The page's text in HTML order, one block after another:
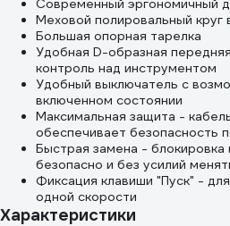
Современный эргономичный
Меховой полировальный круг
Большая опорная тарелка
Удобная D-образная
контроль над инструментом
Удобный выключатель с
включенном состоянии
Максимальная защита -
обеспечивает безопасность
Быстрая замена - блокировка
безопасно и без усилий
Фиксация клавиши "Пуск" -
одной скорости
Характеристики